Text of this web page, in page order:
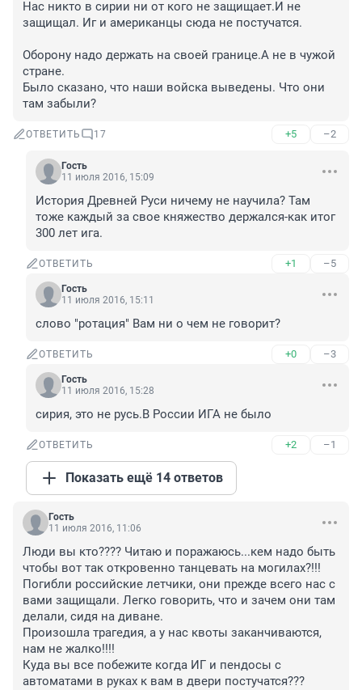
Нас никто в сирии ни от кого не защищает.И не
защищал. Иг и американцы сюда не постучатся.
Оборону надо держать на своей границе.А не в чужой
стране.
Было сказано, что наши войска выведены. Что они
там забыли?
ОТВЕТИТЬ 17 +5 –2
Гость
11 июля 2016, 15:09
История Древней Руси ничему не научила? Там
тоже каждый за свое княжество держался-как итог
300 лет ига.
ОТВЕТИТЬ +1 –5
Гость
11 июля 2016, 15:11
слово "ротация" Вам ни о чем не говорит?
ОТВЕТИТЬ +0 –3
Гость
11 июля 2016, 15:28
сирия, это не русь.В России ИГА не было
ОТВЕТИТЬ +2 –1
Показать ещё 14 ответов
Гость
11 июля 2016, 11:06
Люди вы кто???? Читаю и поражаюсь...кем надо быть
чтобы вот так откровенно танцевать на могилах?!!!
Погибли российские летчики, они прежде всего нас с
вами защищали. Легко говорить, что и зачем они там
делали, сидя на диване.
Произошла трагедия, а у нас квоты заканчиваются,
нам не жалко!!!!
Куда вы все побежите когда ИГ и пендосы с
автоматами в руках к вам в двери постучатся???